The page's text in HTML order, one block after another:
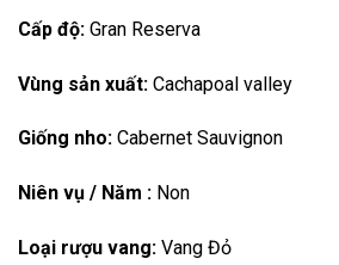
Cấp độ: Gran Reserva
Vùng sản xuất: Cachapoal valley
Giống nho: Cabernet Sauvignon
Niên vụ / Năm : Non
Loại rượu vang: Vang Đỏ